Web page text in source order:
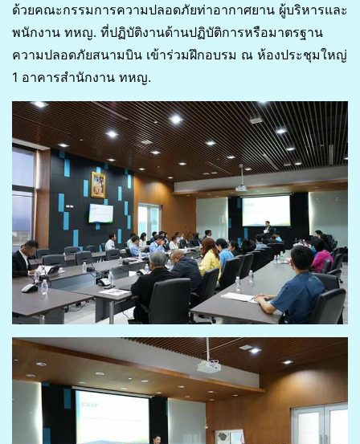
ด้วยคณะกรรมการความปลอดภัยท่าอากาศยาน ผู้บริหารและ
พนักงาน ทหญ. ที่ปฏิบัติงานด้านปฏิบัติการหรือมาตรฐาน
ความปลอดภัยสนามบิน เข้าร่วมฝึกอบรม ณ ห้องประชุมใหญ่
1 อาคารสำนักงาน ทหญ.